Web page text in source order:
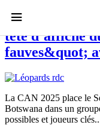
CAN 2025 : le
tête d’affiche
fauves&quot;
La CAN 2025 place le
Botswana dans un
possibles et joueurs